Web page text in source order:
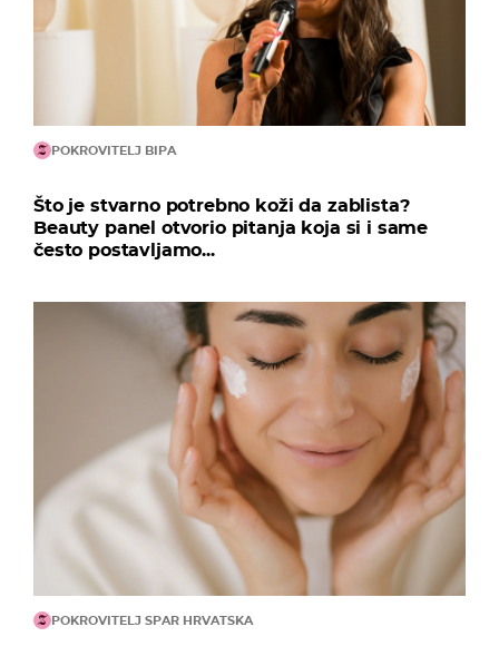
POKROVITELJ BIPA
Što je stvarno potrebno koži da zablista?
Beauty panel otvorio pitanja koja si i same
često postavljamo...
POKROVITELJ SPAR HRVATSKA